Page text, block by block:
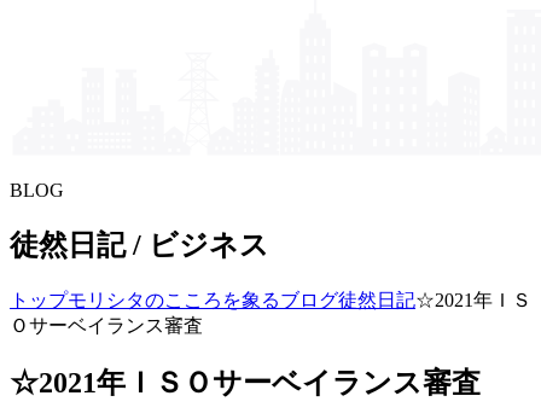
BLOG
徒然日記 / ビジネス
トップモリシタの​こころを​象る​ブログ徒然日記☆2021年ＩＳ
Ｏサーベイランス審査
☆2021年ＩＳＯサーベイランス審査